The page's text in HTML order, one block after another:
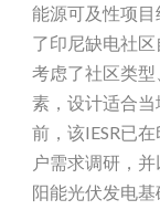
能源可及性项
了印尼缺电社
考虑了社区类
素，设计适合
前，该IESR已
户需求调研，
阳能光伏发电